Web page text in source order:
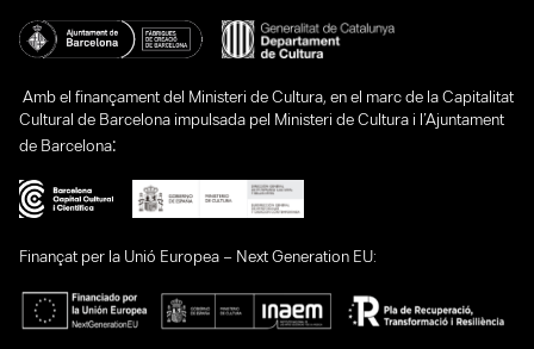
Amb el finançament del Ministeri de Cultura, en el marc de la Capitalitat
Cultural de Barcelona impulsada pel Ministeri de Cultura i l’Ajuntament
de Barcelona:
Finançat per la Unió Europea – Next Generation EU: